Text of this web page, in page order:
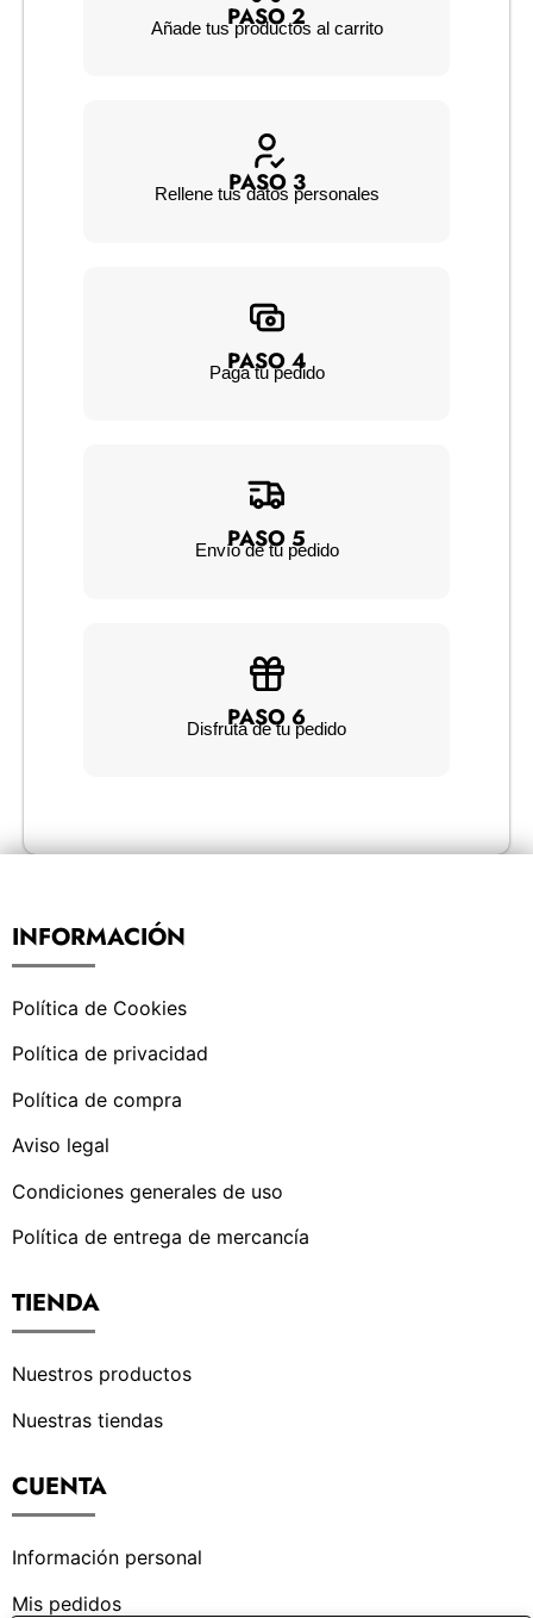
PASO 2
Añade tus productos al carrito
PASO 3
Rellene tus datos personales
PASO 4
Paga tu pedido
PASO 5
Envío de tu pedido
PASO 6
Disfruta de tu pedido
INFORMACIÓN
Política de Cookies
Política de privacidad
Política de compra
Aviso legal
Condiciones generales de uso
Política de entrega de mercancía
TIENDA
Nuestros productos
Nuestras tiendas
CUENTA
Información personal
Mis pedidos